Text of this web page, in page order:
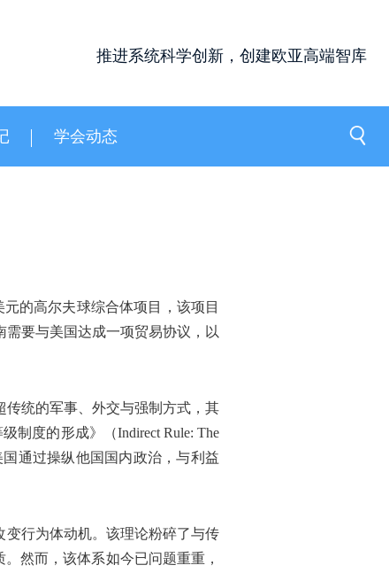
推进系统科学创新，创建欧亚高端智库
学会动态
的高尔夫球综合体项目，该项目
要与美国达成一项贸易协议，以
传统的军事、外交与强制方式，其
制度的形成》（Indirect Rule: The
国通过操纵他国国内政治，与利益
变行为体动机。该理论粉碎了与传
然而，该体系如今已问题重重，